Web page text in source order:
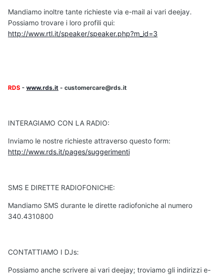
Mandiamo inoltre tante richieste via e-mail ai vari deejay.
Possiamo trovare i loro profili qui:
http://www.rtl.it/speaker/speaker.php?m_id=3
RDS - www.rds.it - customercare@rds.it
INTERAGIAMO CON LA RADIO:
Inviamo le nostre richieste attraverso questo form:
http://www.rds.it/pages/suggerimenti
SMS E DIRETTE RADIOFONICHE:
Mandiamo SMS durante le dirette radiofoniche al numero
340.4310800
CONTATTIAMO I DJs:
Possiamo anche scrivere ai vari deejay; troviamo gli indirizzi e-